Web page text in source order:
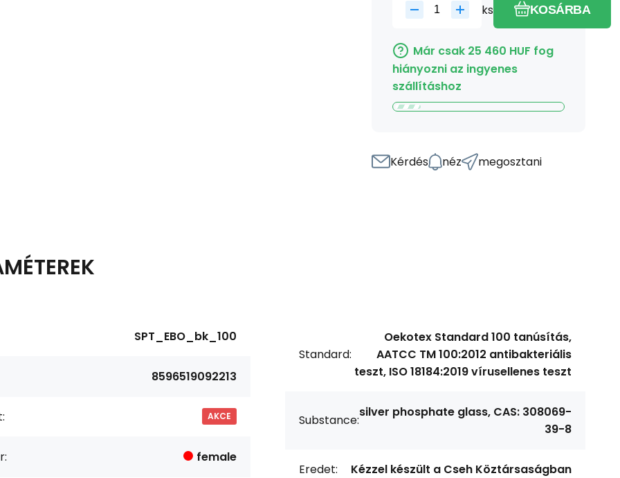
ks KOSÁRBA
Már csak 25 460 HUF fog
hiányozni az ingyenes
szállításhoz
Kérdés néz megosztani
SPT_EBO_bk_100
8596519092213
AKCE
female
Standard:
Oekotex Standard 100 tanúsítás,
AATCC TM 100:2012 antibakteriális
teszt, ISO 18184:2019 vírusellenes teszt
Substance:
silver phosphate glass, CAS: 308069-
39-8
Eredet: Kézzel készült a Cseh Köztársaságban